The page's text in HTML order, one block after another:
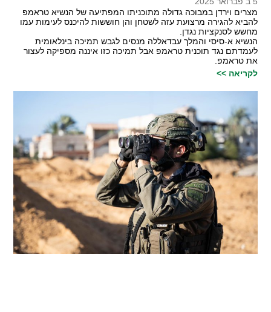
מצרים וירדן במבוכה גדולה מתוכניתו המפתיעה של הנשיא טראמפ
להביא להגירה מרצועת עזה לשטחן והן חוששות להיכנס לעימות עמו
מחשש לסנקציות נגדן.
הנשיא א-סיסי והמלך עבדאללה מנסים לגבש תמיכה בינלאומית
לעמדתם נגד תוכנית טראמפ אבל תמיכה כזו איננה מספיקה לעצור
את טראמפ.
לקריאה >>